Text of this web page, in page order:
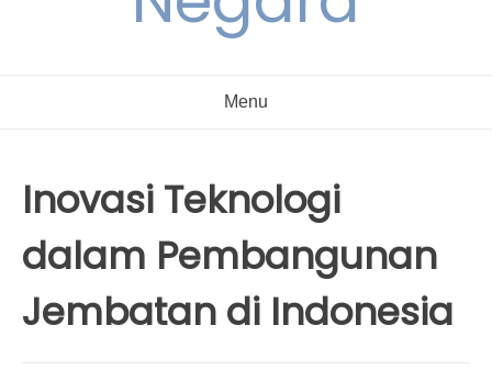
Menu
Inovasi Teknologi
dalam Pembangunan
Jembatan di Indonesia